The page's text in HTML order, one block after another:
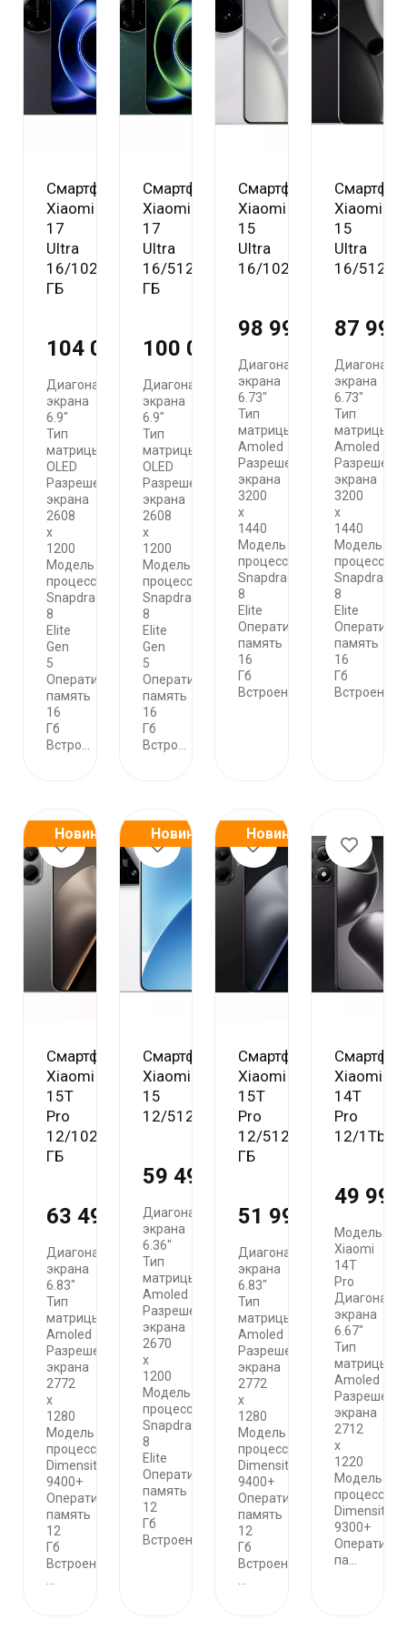
Моби-Тел Сервис (+7 978 605 87 57)
mobitelzakaz@bk.ru
Обратный вызов
Смартфон
Xiaomi
17
Ultra
16/1024
ГБ
104 000 ₽
Диагональ
экрана
6.9"
Тип
матрицы
OLED
Разрешение
экрана
2608
x
1200
Модель
процессора
Snapdragon
8
Elite
Gen
5
Оперативная
память
16
Гб
Встро...
Смартфон
Xiaomi
17
Ultra
16/512
ГБ
100 000 ₽
Диагональ
экрана
6.9"
Тип
матрицы
OLED
Разрешение
экрана
2608
x
1200
Модель
процессора
Snapdragon
8
Elite
Gen
5
Оперативная
память
16
Гб
Встро...
Смартфон
Xiaomi
15
Ultra
16/1024
98 990 ₽
Диагональ
экрана
6.73"
Тип
матрицы
Amoled
Разрешение
экрана
3200
x
1440
Модель
процессора
Snapdragon
8
Elite
Оперативная
память
16
Гб
Встроенн...
Смартфон
Xiaomi
15
Ultra
16/512Gb
87
Диагональ
экрана
6.73"
Тип
матрицы
Amoled
экрана
3200
x
1440
Модель
процессора
Snapdragon
8
Elite
память
16
Гб
Встроенн...
Новинка
Смартфон
Xiaomi
15T
Pro
12/1024
ГБ
63 490 ₽
Диагональ
экрана
6.83"
Тип
матрицы
Amoled
Разрешение
экрана
2772
x
1280
Модель
процессора
Dimensity
9400+
Оперативная
память
12
Гб
Встроенная
Новинка
Смартфон
Xiaomi
15
12/512Gb
59 490 ₽
Диагональ
экрана
6.36"
Тип
матрицы
Amoled
Разрешение
экрана
2670
x
1200
Модель
процессора
Snapdragon
8
Elite
Оперативная
память
12
Гб
Встроенн...
Новинка
Смартфон
Xiaomi
15T
Pro
12/512
ГБ
51 990 ₽
Диагональ
экрана
6.83"
Тип
матрицы
Amoled
Разрешение
экрана
2772
x
1280
Модель
процессора
Dimensity
9400+
Оперативная
память
12
Гб
Встроенная
Смартфон
Xiaomi
14T
Pro
12/1Tb
49
Модель
Xiaomi
14T
Pro
Диагональ
экрана
6.67"
Тип
матрицы
Amoled
экрана
2712
х
1220
Модель
процессора
Dimensity
9300+
па...